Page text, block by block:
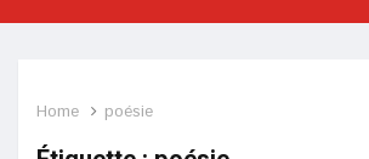
Home poésie